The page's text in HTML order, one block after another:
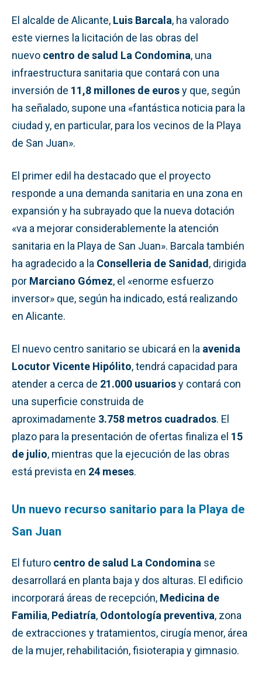
El alcalde de Alicante, Luis Barcala, ha valorado
este viernes la licitación de las obras del
nuevo centro de salud La Condomina, una
infraestructura sanitaria que contará con una
inversión de 11,8 millones de eurosy que, según
ha señalado, supone una «fantástica noticia para la
ciudad y, en particular, para los vecinos de la Playa
de San Juan».
El primer edil ha destacado que el proyecto
responde a una demanda sanitaria en una zona en
expansión y ha subrayado que la nueva dotación
«va a mejorar considerablemente la atención
sanitaria en la Playa de San Juan». Barcala también
ha agradecido a la Conselleria de Sanidad, dirigida
por Marciano Gómez, el «enorme esfuerzo
inversor» que, según ha indicado, está realizando
en Alicante.
El nuevo centro sanitario se ubicará en la avenida
Locutor Vicente Hipólito, tendrá capacidad para
atender a cerca de 21.000 usuariosy contará con
una superficie construida de
aproximadamente 3.758 metros cuadrados. El
plazo para la presentación de ofertas finaliza el 15
de julio, mientras que la ejecución de las obras
está prevista en 24 meses.
Un nuevo recurso sanitario para la Playa de
San Juan
El futuro centro de salud La Condomina se
desarrollará en planta baja y dos alturas. El edificio
incorporará áreas de recepción, Medicina de
Familia, Pediatría, Odontología preventiva, zona
de extracciones y tratamientos, cirugía menor, área
de la mujer, rehabilitación, fisioterapia y gimnasio.